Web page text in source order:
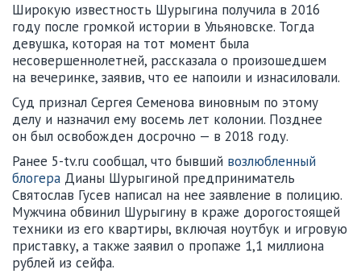
Широкую известность Шурыгина получила в 2016
году после громкой истории в Ульяновске. Тогда
девушка, которая на тот момент была
несовершеннолетней, рассказала о произошедшем
на вечеринке, заявив, что ее напоили и изнасиловали.
Суд признал Сергея Семенова виновным по этому
делу и назначил ему восемь лет колонии. Позднее
он был освобожден досрочно — в 2018 году.
Ранее 5-tv.ru сообщал, что бывший возлюбленный
блогера Дианы Шурыгиной предприниматель
Святослав Гусев написал на нее заявление в полицию.
Мужчина обвинил Шурыгину в краже дорогостоящей
техники из его квартиры, включая ноутбук и игровую
приставку, а также заявил о пропаже 1,1 миллиона
рублей из сейфа.